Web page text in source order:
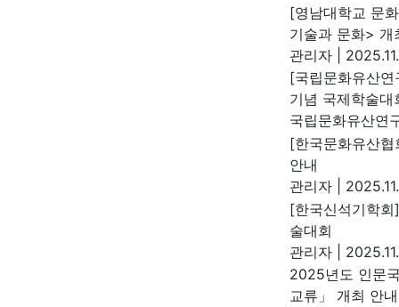
[영남대학교 문
기술과 문화> 개
관리자
[국립문화유산
기념 국제학술
국립문화유산연
[한국문화유산
안내
관리자
[한국신석기학
술대회
관리자
2025년도 인문
교류」 개최 안내